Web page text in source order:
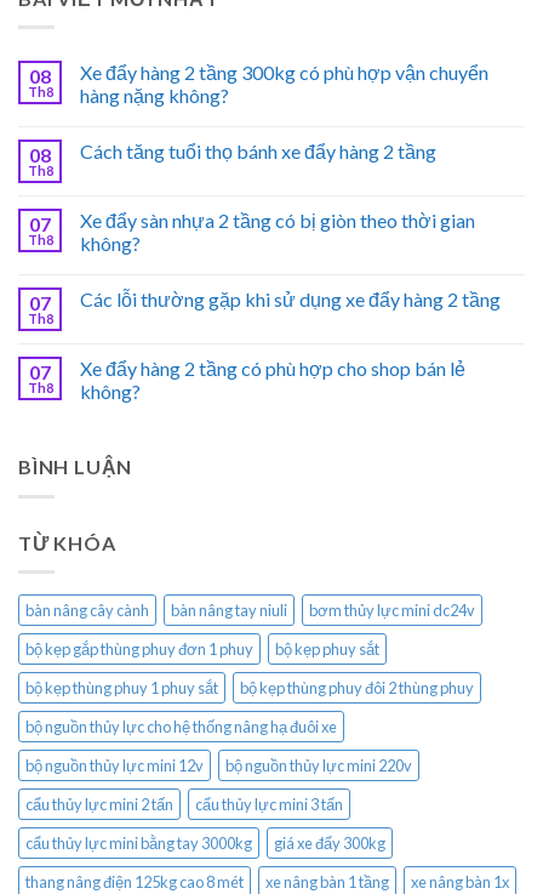
08
Th8
Xe đẩy hàng 2 tầng 300kg có phù hợp vận chuyển
hàng nặng không?
08
Th8
Cách tăng tuổi thọ bánh xe đẩy hàng 2 tầng
07
Th8
Xe đẩy sàn nhựa 2 tầng có bị giòn theo thời gian
không?
07
Th8
Các lỗi thường gặp khi sử dụng xe đẩy hàng 2 tầng
07
Th8
Xe đẩy hàng 2 tầng có phù hợp cho shop bán lẻ
không?
BÌNH LUẬN
TỪ KHÓA
bàn nâng cây cành bàn nâng tay niuli
bơm thủy lực mini dc24v
bộ kẹp gắp thùng phuy đơn 1 phuy
bộ kẹp phuy sắt
bộ kẹp thùng phuy 1 phuy sắt
bộ kẹp thùng phuy đôi 2 thùng phuy
bộ nguồn thủy lực cho hệ thống nâng hạ đuôi xe
bộ nguồn thủy lực mini 12v
bộ nguồn thủy lực mini 220v
cẩu thủy lực mini 2 tấn
cẩu thủy lực mini 3 tấn
cẩu thủy lực mini bằng tay 3000kg
giá xe đẩy 300kg
thang nâng điện 125kg cao 8 mét
xe nâng bàn 1 tầng
xe nâng bàn 1x